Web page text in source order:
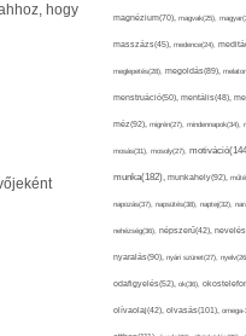
hogy
magnézium(70), magvak(25),
masszázs(45), medence(24),
meglepetés(28), megoldás(89),
menstruáció(50), mentális(48),
méz(92), migrén(27), mindennapok(34),
mosás(31), mosoly(27),
munka(182), munkahely(92),
napozás(37), napsütés(38), naptej(32),
nehézség(36), népszerű(42),
nyaralás(90), nyári szünet(27),
odafigyelés(52), ok(36),
olívaolaj(42), olvasás(101), omega-